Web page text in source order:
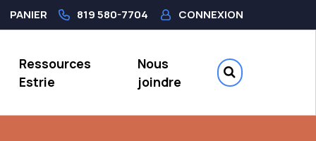
PANIER 819 580-7704 CONNEXION
Ressources
Estrie
Nous
joindre